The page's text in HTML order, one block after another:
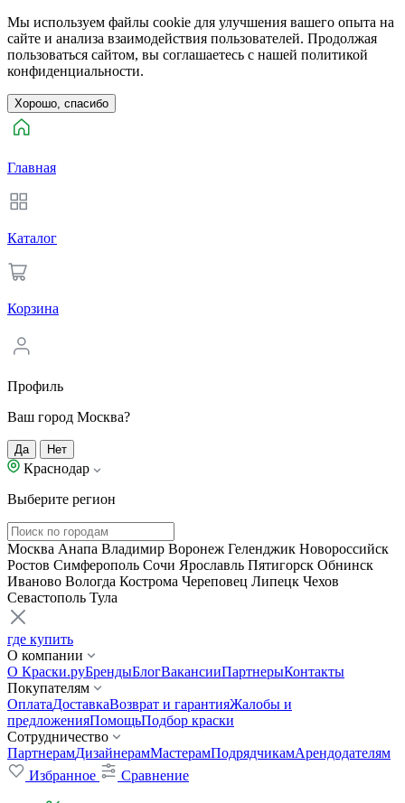
Мы используем файлы cookie для улучшения вашего опыта на
сайте и анализа взаимодействия пользователей. Продолжая
пользоваться сайтом, вы соглашаетесь с нашей политикой
конфиденциальности.
Хорошо, спасибо
Главная
Каталог
Корзина
Профиль
Ваш город Москва?
Да Нет
Краснодар
Выберите регион
Москва Анапа Владимир Воронеж Геленджик Новороссийск
Ростов Симферополь Сочи Ярославль Пятигорск Обнинск
Иваново Вологда Кострома Череповец Липецк Чехов
Севастополь Тула
где купить
О компании
О Краски.руБрендыБлогВакансииПартнерыКонтакты
Покупателям
ОплатаДоставкаВозврат и гарантияЖалобы и
предложенияПомощьПодбор краски
Сотрудничество
ПартнерамДизайнерамМастерамПодрядчикамАрендодателям
Избранное
Сравнение